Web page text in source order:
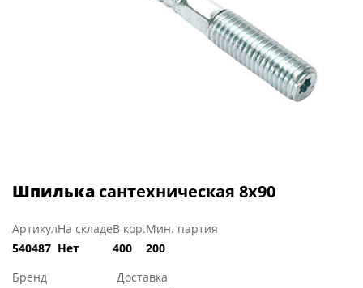
Шпилька сантехническая 8х90
Артикул
540487
На складе
Нет
В кор.
400
Мин. партия
200
Бренд
Доставка